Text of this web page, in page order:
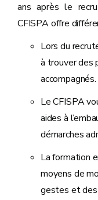
ans après le
CFISPA offre
Lors du
à trouver
accompagnés.
Le CFISPA
aides à
démarches
La formation
moyens de
gestes et